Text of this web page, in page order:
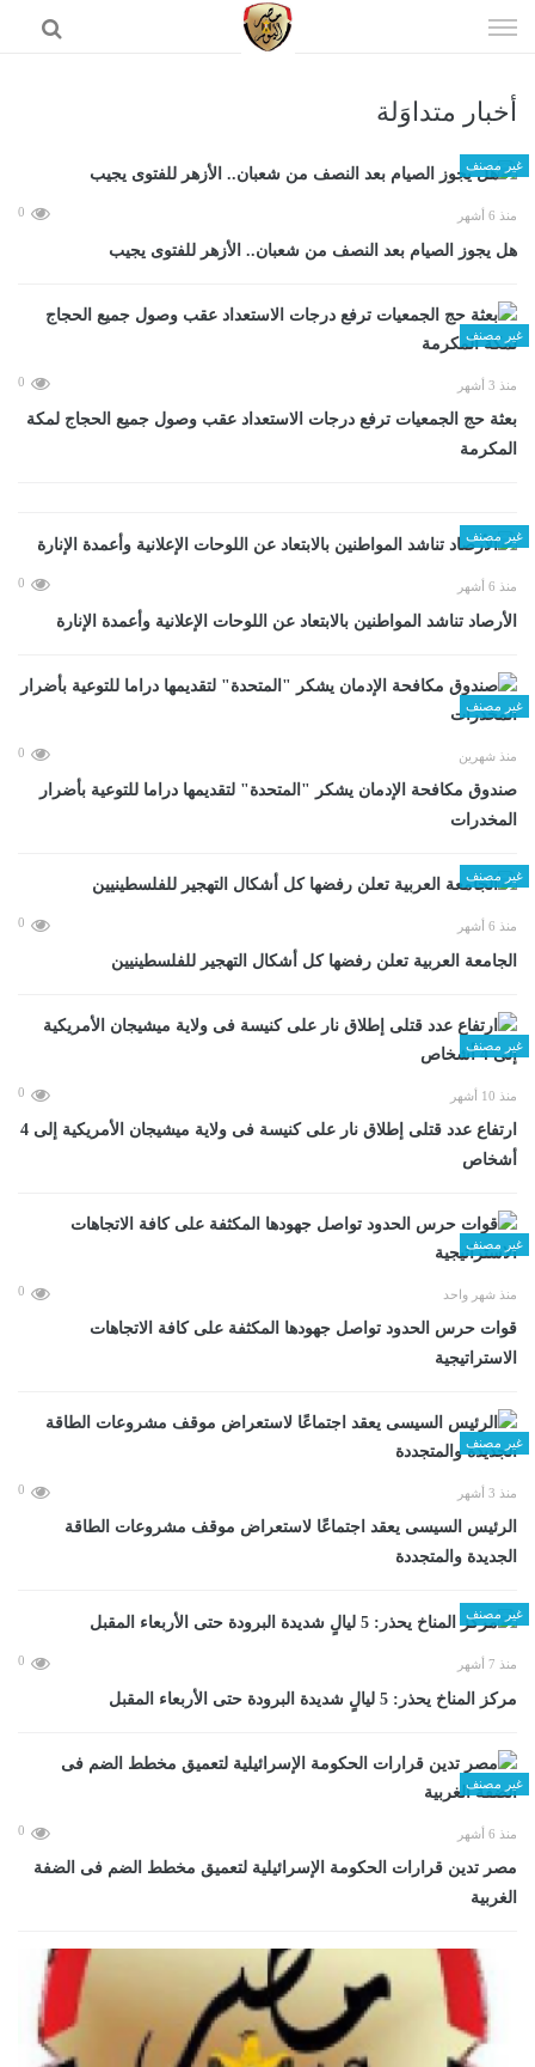
الى
أخبار متداوَلة
غير مصنف
منذ 6 أشهر 0
هل يجوز الصيام بعد النصف من شعبان.. الأزهر للفتوى يجيب
غير مصنف
منذ 3 أشهر 0
بعثة حج الجمعيات ترفع درجات الاستعداد عقب وصول جميع الحجاج لمكة
المكرمة
غير مصنف
منذ 6 أشهر 0
الأرصاد تناشد المواطنين بالابتعاد عن اللوحات الإعلانية وأعمدة الإنارة
غير مصنف
منذ شهرين 0
صندوق مكافحة الإدمان يشكر "المتحدة" لتقديمها دراما للتوعية بأضرار
المخدرات
غير مصنف
منذ 6 أشهر 0
الجامعة العربية تعلن رفضها كل أشكال التهجير للفلسطينيين
غير مصنف
منذ 10 أشهر 0
ارتفاع عدد قتلى إطلاق نار على كنيسة فى ولاية ميشيجان الأمريكية إلى 4
أشخاص
غير مصنف
منذ شهر واحد 0
قوات حرس الحدود تواصل جهودها المكثفة على كافة الاتجاهات
الاستراتيجية
غير مصنف
منذ 3 أشهر 0
الرئيس السيسى يعقد اجتماعًا لاستعراض موقف مشروعات الطاقة
الجديدة والمتجددة
غير مصنف
منذ 7 أشهر 0
مركز المناخ يحذر: 5 ليالٍ شديدة البرودة حتى الأربعاء المقبل
غير مصنف
منذ 6 أشهر 0
مصر تدين قرارات الحكومة الإسرائيلية لتعميق مخطط الضم فى الضفة
الغربية